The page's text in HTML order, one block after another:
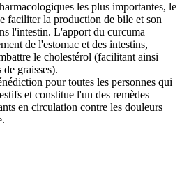
les plus importantes, le
faciliter la production de bile et son
l'intestin. L'apport du curcuma
de l'estomac et des intestins,
le cholestérol (facilitant ainsi
graisses).
pour toutes les personnes qui
et constitue l'un des remèdes
en circulation contre les douleurs